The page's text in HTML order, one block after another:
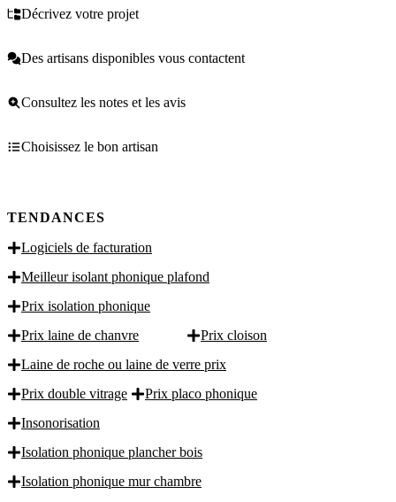
Décrivez votre projet
Des artisans disponibles vous contactent
Consultez les notes et les avis
Choisissez le bon artisan
TENDANCES
Logiciels de facturation
Meilleur isolant phonique plafond
Prix isolation phonique
Prix laine de chanvre
Prix cloison
Laine de roche ou laine de verre prix
Prix double vitrage
Prix placo phonique
Insonorisation
Isolation phonique plancher bois
Isolation phonique mur chambre